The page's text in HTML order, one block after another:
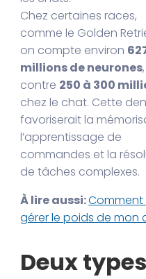
Chez certaines races,
comme le Golden
on compte environ
millions de neurones,
contre 250 à 300
chez le chat. Cette
favoriserait la
l’apprentissage de
commandes et la
de tâches complexes.
À lire aussi:Comment
gérer le poids de mon
Deux types